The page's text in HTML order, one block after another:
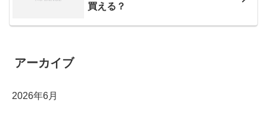
買える？
アーカイブ
2026年6月